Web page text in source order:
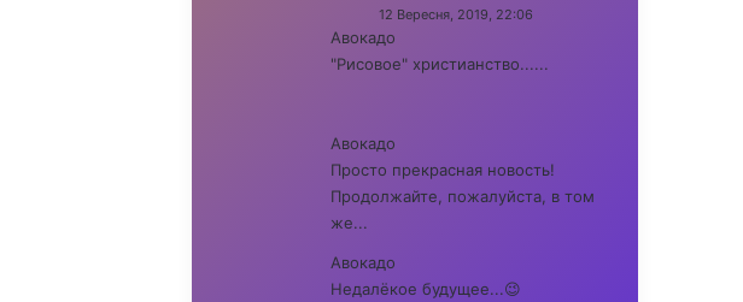
12 Вересня, 2019, 22:06
Авокадо
"Рисовое" христианство......
Авокадо
Просто прекрасная новость!
Продолжайте, пожалуйста, в том
же...
Авокадо
Недалёкое будущее...😉